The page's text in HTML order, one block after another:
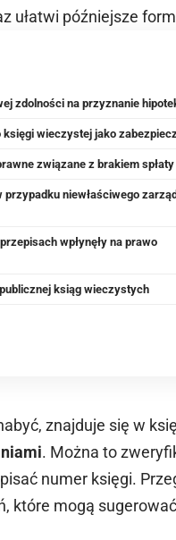
ułatwi późniejsze
zdolności na przyznanie
księgi wieczystej jako
związane z brakiem
przypadku niewłaściwego
wpłynęły na prawo
ksiąg wieczystych
znajduje się w
. Można to
numer księgi.
które mogą sugerować